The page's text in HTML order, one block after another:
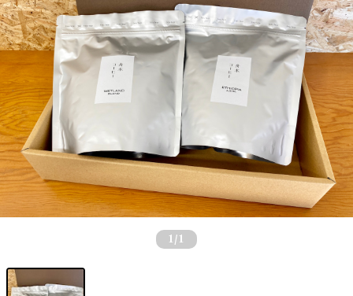
1 /1